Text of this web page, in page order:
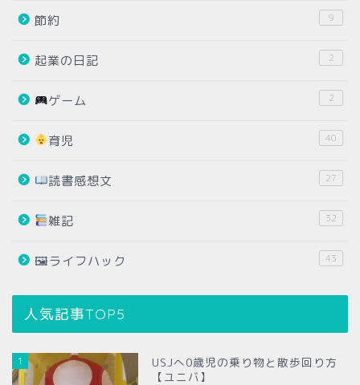
節約 9
起業の日記 2
ゲーム 2
育児 40
読書感想文 27
雑記 32
🖼ライフハック 43
人気記事TOP5
1
USJへ0歳児の乗り物と散歩回り方
【ユニバ】